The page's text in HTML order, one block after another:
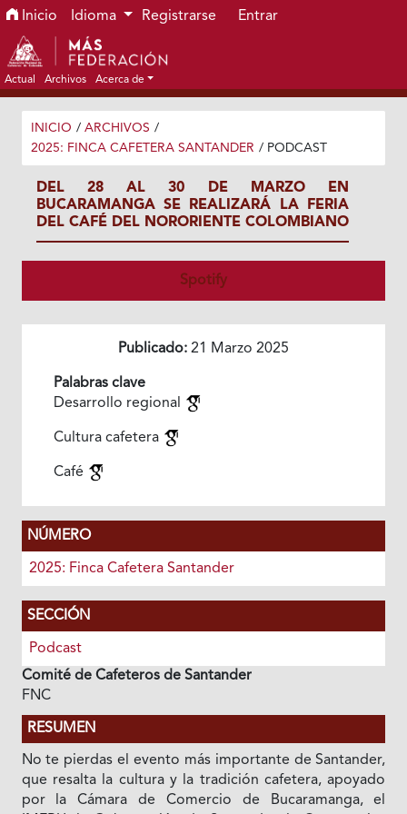
Ir al menú de navegación principal
Ir al contenido principal
Ir al pie de página del sitio
Inicio Idioma Registrarse Entrar
Actual Archivos Acerca de
INICIO / ARCHIVOS /
2025: FINCA CAFETERA SANTANDER / PODCAST
DEL 28 AL 30 DE MARZO EN
BUCARAMANGA SE REALIZARÁ LA FERIA
DEL CAFÉ DEL NORORIENTE COLOMBIANO
Spotify
Publicado: 21 Marzo 2025
Palabras clave
Desarrollo regional
Cultura cafetera
Café
NÚMERO
2025: Finca Cafetera Santander
SECCIÓN
Podcast
Comité de Cafeteros de Santander
FNC
RESUMEN
No te pierdas el evento más importante de Santander,
que resalta la cultura y la tradición cafetera, apoyado
por la Cámara de Comercio de Bucaramanga, el